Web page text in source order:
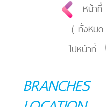
หน้าที่
( ทั้งหมด
ไปหน้าที่
BRANCHES